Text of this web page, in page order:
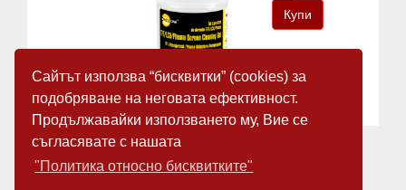
Сайтът използва “бисквитки” (cookies) за
подобряване на неговата ефективност.
Продължавайки използването му, Вие се
съгласявате с нашата
"Политика относно бисквитките"
»